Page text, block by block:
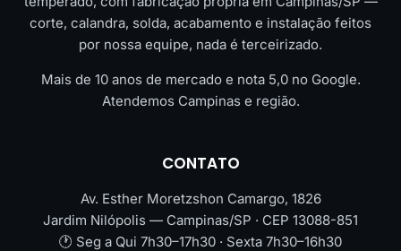
corte, calandra, solda, acabamento e instalação feitos
por nossa equipe, nada é terceirizado.
Mais de 10 anos de mercado e nota 5,0 no Google.
Atendemos Campinas e região.
CONTATO
Av. Esther Moretzshon Camargo, 1826
Jardim Nilópolis — Campinas/SP · CEP 13088-851
🕐 Seg a Qui 7h30–17h30 · Sexta 7h30–16h30